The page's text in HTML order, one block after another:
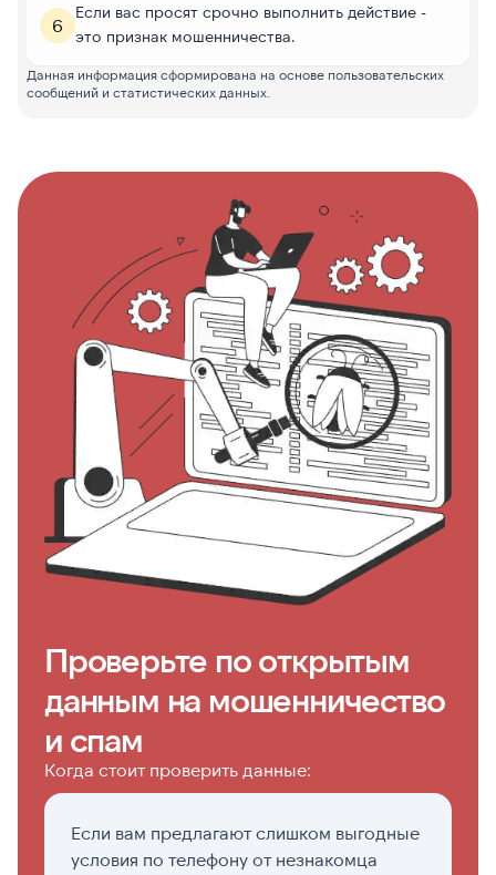
6
Если вас просят срочно выполнить действие -
это признак мошенничества.
Данная информация сформирована на основе пользовательских
сообщений и статистических данных.
Проверьте по открытым
данным на мошенничество
и спам
Когда стоит проверить данные:
Если вам предлагают слишком выгодные
условия по телефону от незнакомца